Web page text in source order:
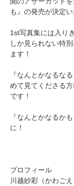
も』の発売が決定い
1st写真集には入り
しか見られない特
ます！
『なんとかなるな
めて見てくださる
です！
『なんとかなるか
に！
プロフィール
川越紗彩（かわごえ